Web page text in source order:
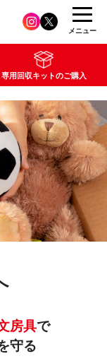
専用回収キットのご購入
メニュー
房具で
守る